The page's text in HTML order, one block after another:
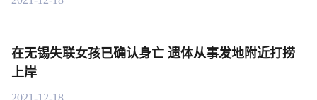
在无锡失联女孩已确认身亡 遗体从事发地附近打捞
上岸
2021-12-18